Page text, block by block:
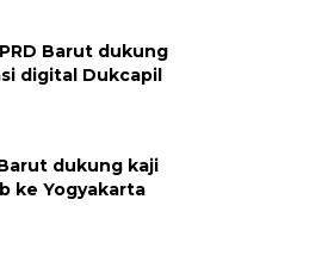
Barut dukung
digital Dukcapil
dukung kaji
ke Yogyakarta